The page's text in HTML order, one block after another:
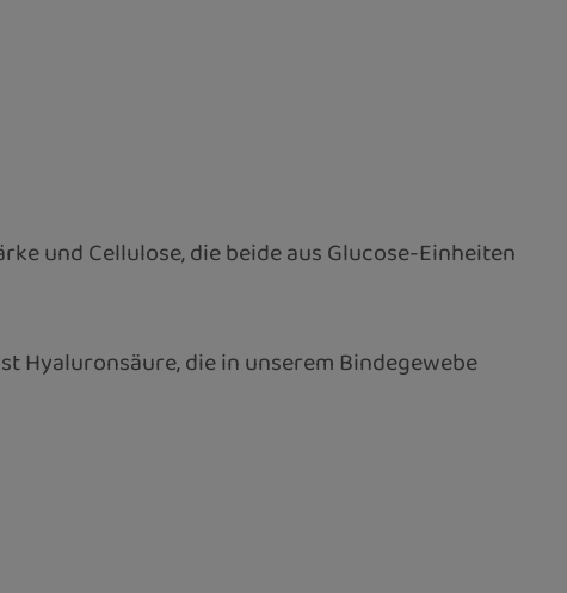
und Cellulose, die beide aus Glucose-Einheiten
Hyaluronsäure, die in unserem Bindegewebe